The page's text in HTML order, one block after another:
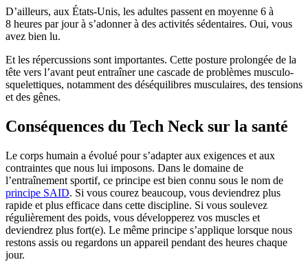
D’ailleurs, aux États-Unis, les adultes passent en moyenne 6 à
8 heures par jour à s’adonner à des activités sédentaires. Oui, vous
avez bien lu.
Et les répercussions sont importantes. Cette posture prolongée de la
tête vers l’avant peut entraîner une cascade de problèmes musculo-
squelettiques, notamment des déséquilibres musculaires, des tensions
et des gênes.
Conséquences du Tech Neck sur la santé
Le corps humain a évolué pour s’adapter aux exigences et aux
contraintes que nous lui imposons. Dans le domaine de
l’entraînement sportif, ce principe est bien connu sous le nom de
principe SAID. Si vous courez beaucoup, vous deviendrez plus
rapide et plus efficace dans cette discipline. Si vous soulevez
régulièrement des poids, vous développerez vos muscles et
deviendrez plus fort(e). Le même principe s’applique lorsque nous
restons assis ou regardons un appareil pendant des heures chaque
jour.